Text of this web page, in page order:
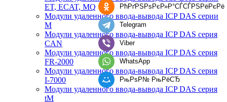
ET, ECAT, MQ
Модули удаленного ввода-вывода ICP DAS серии
M
Модули удаленного ввода-вывода ICP DAS серия
CAN
Модули удаленного ввода-вывода ICP DAS серия
FR-2000
Модули удаленного ввода-вывода ICP DAS серия
I-7000
Модули удаленного ввода-вывода ICP DAS серия
tM
РћРґРЅРѕРєР»Р°СЃСЃРЅРёРєРё
Telegram
Viber
WhatsApp
РњРѕР№ РњРёСЂ